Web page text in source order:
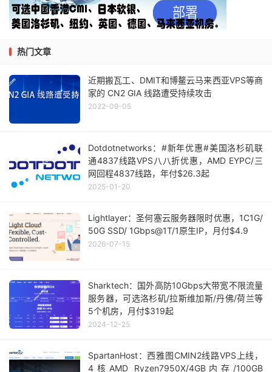
热门文章
近期搬瓦工、DMIT和博鳌云马来西亚VPS等商
家的 CN2 GIA 线路遭受持续攻击
2022-09-05
Dotdotnetworks：#新年优惠#美国洛杉矶联
通4837线路VPS八八折优惠，AMD EYPC/三
网回程4837线路，年付$26.3起
2025-01-20
Lightlayer：圣何塞云服务器限时优惠，1C1G/
50G SSD/ 1Gbps@1T/1原生IP，月付$4.9
2026-07-15
Sharktech：国外高防10Gbps大带宽不限流量
服务器，可选洛杉矶/拉斯维加斯/丹佛/荷兰等
5个机房，月付$319起
2024-12-25
SpartanHost：西雅图CMIN2线路VPS上线，
4核AMD Ryzen7950X/4GB内存/100GB